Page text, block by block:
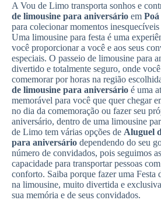
A Vou de Limo transporta sonhos e
de limousine para aniversário em Poá
para colecionar momentos inesquecíveis
Uma limousine para festa é uma
você proporcionar a você e aos seus
especiais. O passeio de limousine para
divertido e totalmente seguro, onde
comemorar por horas na região
de limousine para aniversário é uma
memorável para você que quer chegar
no dia da comemoração ou fazer seu
aniversário, dentro de uma limousine
de Limo tem várias opções de Aluguel
para aniversário dependendo do seu
número de convidados, pois seguimos
capacidade para transportar pessoas
conforto. Saiba porque fazer uma Festa
na limousine, muito divertida e
sua memória e de seus convidados.